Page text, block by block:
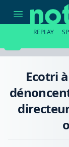
Harchies
dénoncent
directeur
l'entreprise
REPLAY
Ecotri